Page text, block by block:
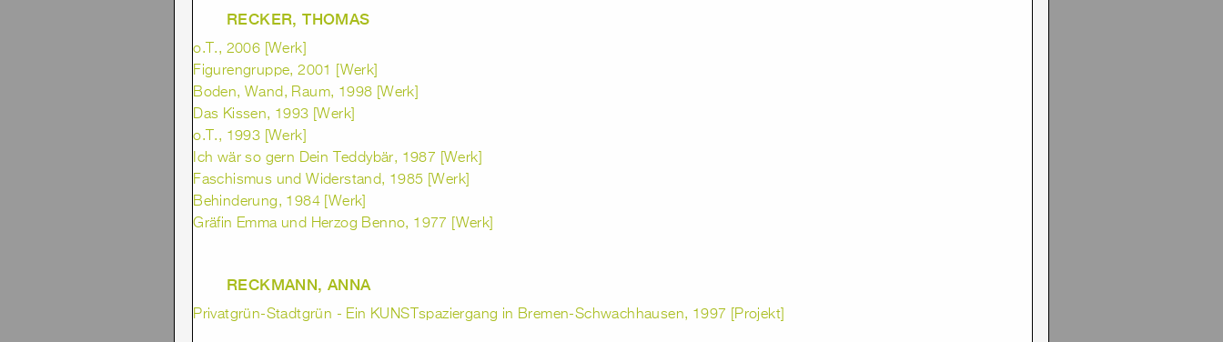
RECKER, THOMAS
o.T., 2006 [Werk]
Figurengruppe, 2001 [Werk]
Boden, Wand, Raum, 1998 [Werk]
Das Kissen, 1993 [Werk]
o.T., 1993 [Werk]
Ich wär so gern Dein Teddybär, 1987 [Werk]
Faschismus und Widerstand, 1985 [Werk]
Behinderung, 1984 [Werk]
Gräfin Emma und Herzog Benno, 1977 [Werk]
RECKMANN, ANNA
Privatgrün-Stadtgrün - Ein KUNSTspaziergang in Bremen-Schwachhausen, 1997 [Projekt]